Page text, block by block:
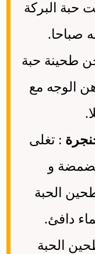
حبة البركة
صباحا.
طحينة حبة
الوجه مع
: تغلى
و
الحبة
دافئ.
الحبة